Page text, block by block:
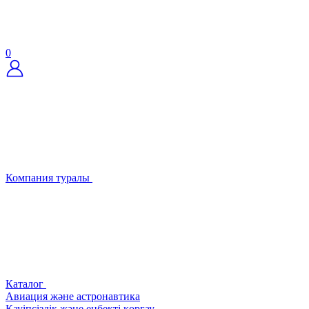
0
Компания туралы
Каталог
Авиация және астронавтика